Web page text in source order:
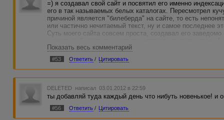
=) я создавал свой сайт и посвятил его именно
его в так называемых белых каталогах. Пересмотрел
причиной является "билеберда" на сайте, то есть
или частично нечитаемый текст, ну и самое последнее
Суть моего сайта совсем проста, создавал его
пользователям]
саты с примерно таким содержанием и оформление
всем в создании и продвижении!
Показать весь комментарий
#53 Ответить / Цитировать
DELETED написал 03.01.2012 в 22:59
ты добавляй туда каждый день что нибуть новенькое! и
#56 Ответить / Цитировать